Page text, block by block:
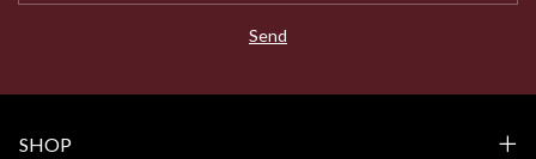
SHOP